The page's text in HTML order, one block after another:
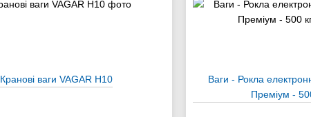
Кранові ваги VAGAR Н10
Ваги - Рокла
Преміум -